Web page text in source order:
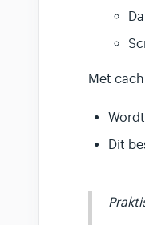
Met
Dit